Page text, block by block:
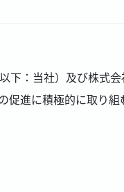
下：当社）及び株式
促進に積極的に取り組